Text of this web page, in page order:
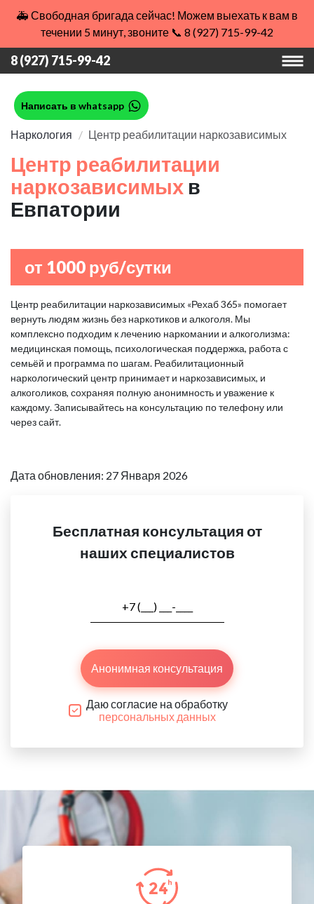
🚑 Свободная бригада сейчас! Можем выехать к вам в
течении 5 минут, звоните 📞 8 (927) 715-99-42
8 (927) 715-99-42
Написать в whatsapp
Наркология Центр реабилитации наркозависимых
Центр реабилитации
наркозависимых в
Евпатории
от 1000 руб/сутки
Центр реабилитации наркозависимых «Рехаб 365» помогает
вернуть людям жизнь без наркотиков и алкоголя. Мы
комплексно подходим к лечению наркомании и алкоголизма:
медицинская помощь, психологическая поддержка, работа с
семьёй и программа по шагам. Реабилитационный
наркологический центр принимает и наркозависимых, и
алкоголиков, сохраняя полную анонимность и уважение к
каждому. Записывайтесь на консультацию по телефону или
через сайт.
Дата обновления: 27 Января 2026
Бесплатная консультация от
наших специалистов
Анонимная консультация
Даю согласие на обработку
персональных данных